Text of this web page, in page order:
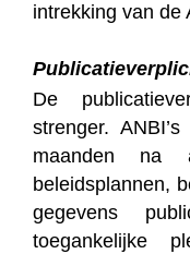
intrekking van de
De
strenger.
maanden na
beleidsplannen,
gegevens
toegankelijke